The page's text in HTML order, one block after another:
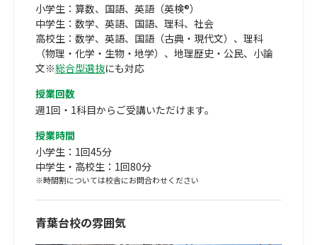
小学生：算数、国語、英語（英検®）
中学生：数学、英語、国語、理科、社会
高校生：数学、英語、国語（古典・現代文）、理科
（物理・化学・生物・地学）、地理歴史・公民、小論
文※総合型選抜にも対応
授業回数
週1回・1科目からご受講いただけます。
授業時間
小学生：1回45分
中学生・高校生：1回80分
※時間割については校舎にお問合わせください
青葉台校の雰囲気